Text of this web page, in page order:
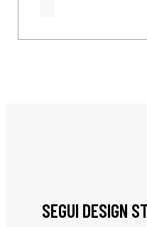
SEGUI DESIGN